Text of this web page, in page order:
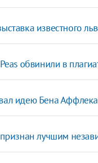
известного
обвинили в
идею Бена
признан лучшим